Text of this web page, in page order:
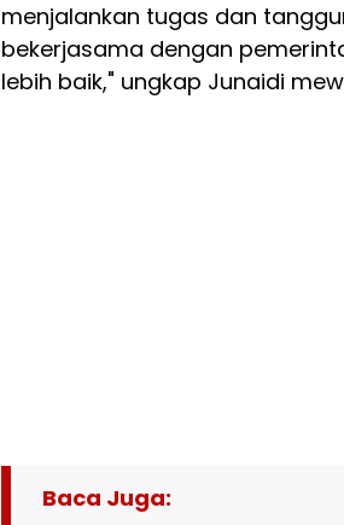
menjalankan tugas dan
bekerjasama dengan
lebih baik," ungkap Junaidi
Baca Juga: